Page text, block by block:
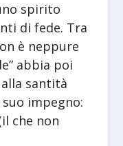
spirito
di fede. Tra
è neppure
abbia poi
santità
impegno:
che non